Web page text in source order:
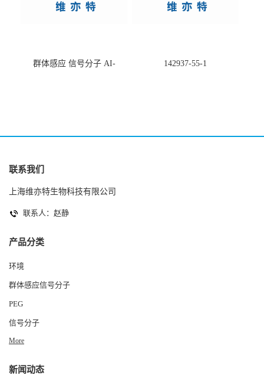
群体感应 信号分子 AI-
142937-55-1
联系我们
上海维亦特生物科技有限公司
联系人：赵静
产品分类
环境
群体感应信号分子
PEG
信号分子
More
新闻动态